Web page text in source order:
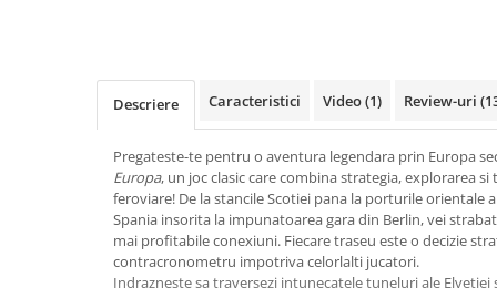
Descriere Caracteristici Video(1) Review-uri
Pregateste-te pentru o aventura legendara prin Europa
Europa, un joc clasic care combina strategia, explorarea
feroviare! De la stancile Scotiei pana la porturile orientale
Spania insorita la impunatoarea gara din Berlin, vei
mai profitabile conexiuni. Fiecare traseu este o decizie
contracronometru impotriva celorlalti jucatori.
Indrazneste sa traversezi intunecatele tuneluri ale